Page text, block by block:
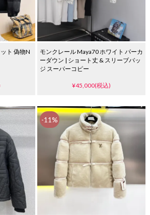
ト 偽物N
モンクレール Maya70 ホワイト パーカ
ーダウン | ショート丈 & スリーブバッ
ジ スーパーコピー
¥45,000(税込)
-11%